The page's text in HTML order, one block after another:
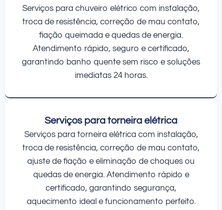
Serviços para chuveiro elétrico com instalação,
troca de resistência, correção de mau contato,
fiação queimada e quedas de energia.
Atendimento rápido, seguro e certificado,
garantindo banho quente sem risco e soluções
imediatas 24 horas.
Serviços para torneira elétrica
Serviços para torneira elétrica com instalação,
troca de resistência, correção de mau contato,
ajuste de fiação e eliminação de choques ou
quedas de energia. Atendimento rápido e
certificado, garantindo segurança,
aquecimento ideal e funcionamento perfeito.